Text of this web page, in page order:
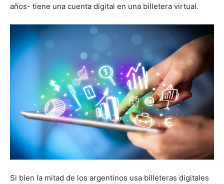
años- tiene una cuenta digital en una billetera virtual.
Si bien la mitad de los argentinos usa billeteras digitales